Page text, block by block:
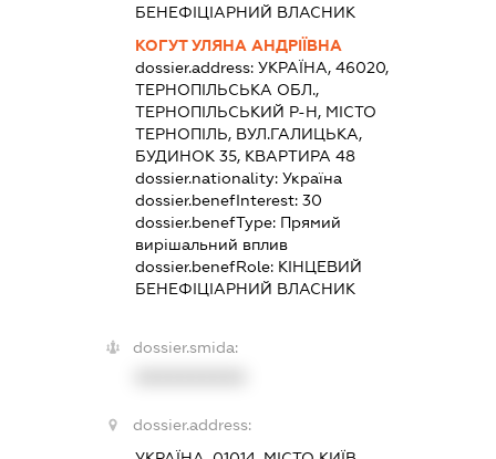
БЕНЕФІЦІАРНИЙ ВЛАСНИК
КОГУТ УЛЯНА АНДРІЇВНА
dossier.address:УКРАЇНА, 46020,
ТЕРНОПІЛЬСЬКА ОБЛ.,
ТЕРНОПІЛЬСЬКИЙ Р-Н, МІСТО
ТЕРНОПІЛЬ, ВУЛ.ГАЛИЦЬКА,
БУДИНОК 35, КВАРТИРА 48
dossier.nationality:Україна
dossier.benefInterest:30
dossier.benefType: Прямий
вирішальний вплив
dossier.benefRole: КІНЦЕВИЙ
БЕНЕФІЦІАРНИЙ ВЛАСНИК
dossier.smida:
dossier.address: